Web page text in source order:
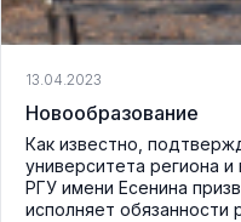
13.04.2023
Новообразование
Как известно,
университета региона и
РГУ имени Есенина
исполняет обязанности